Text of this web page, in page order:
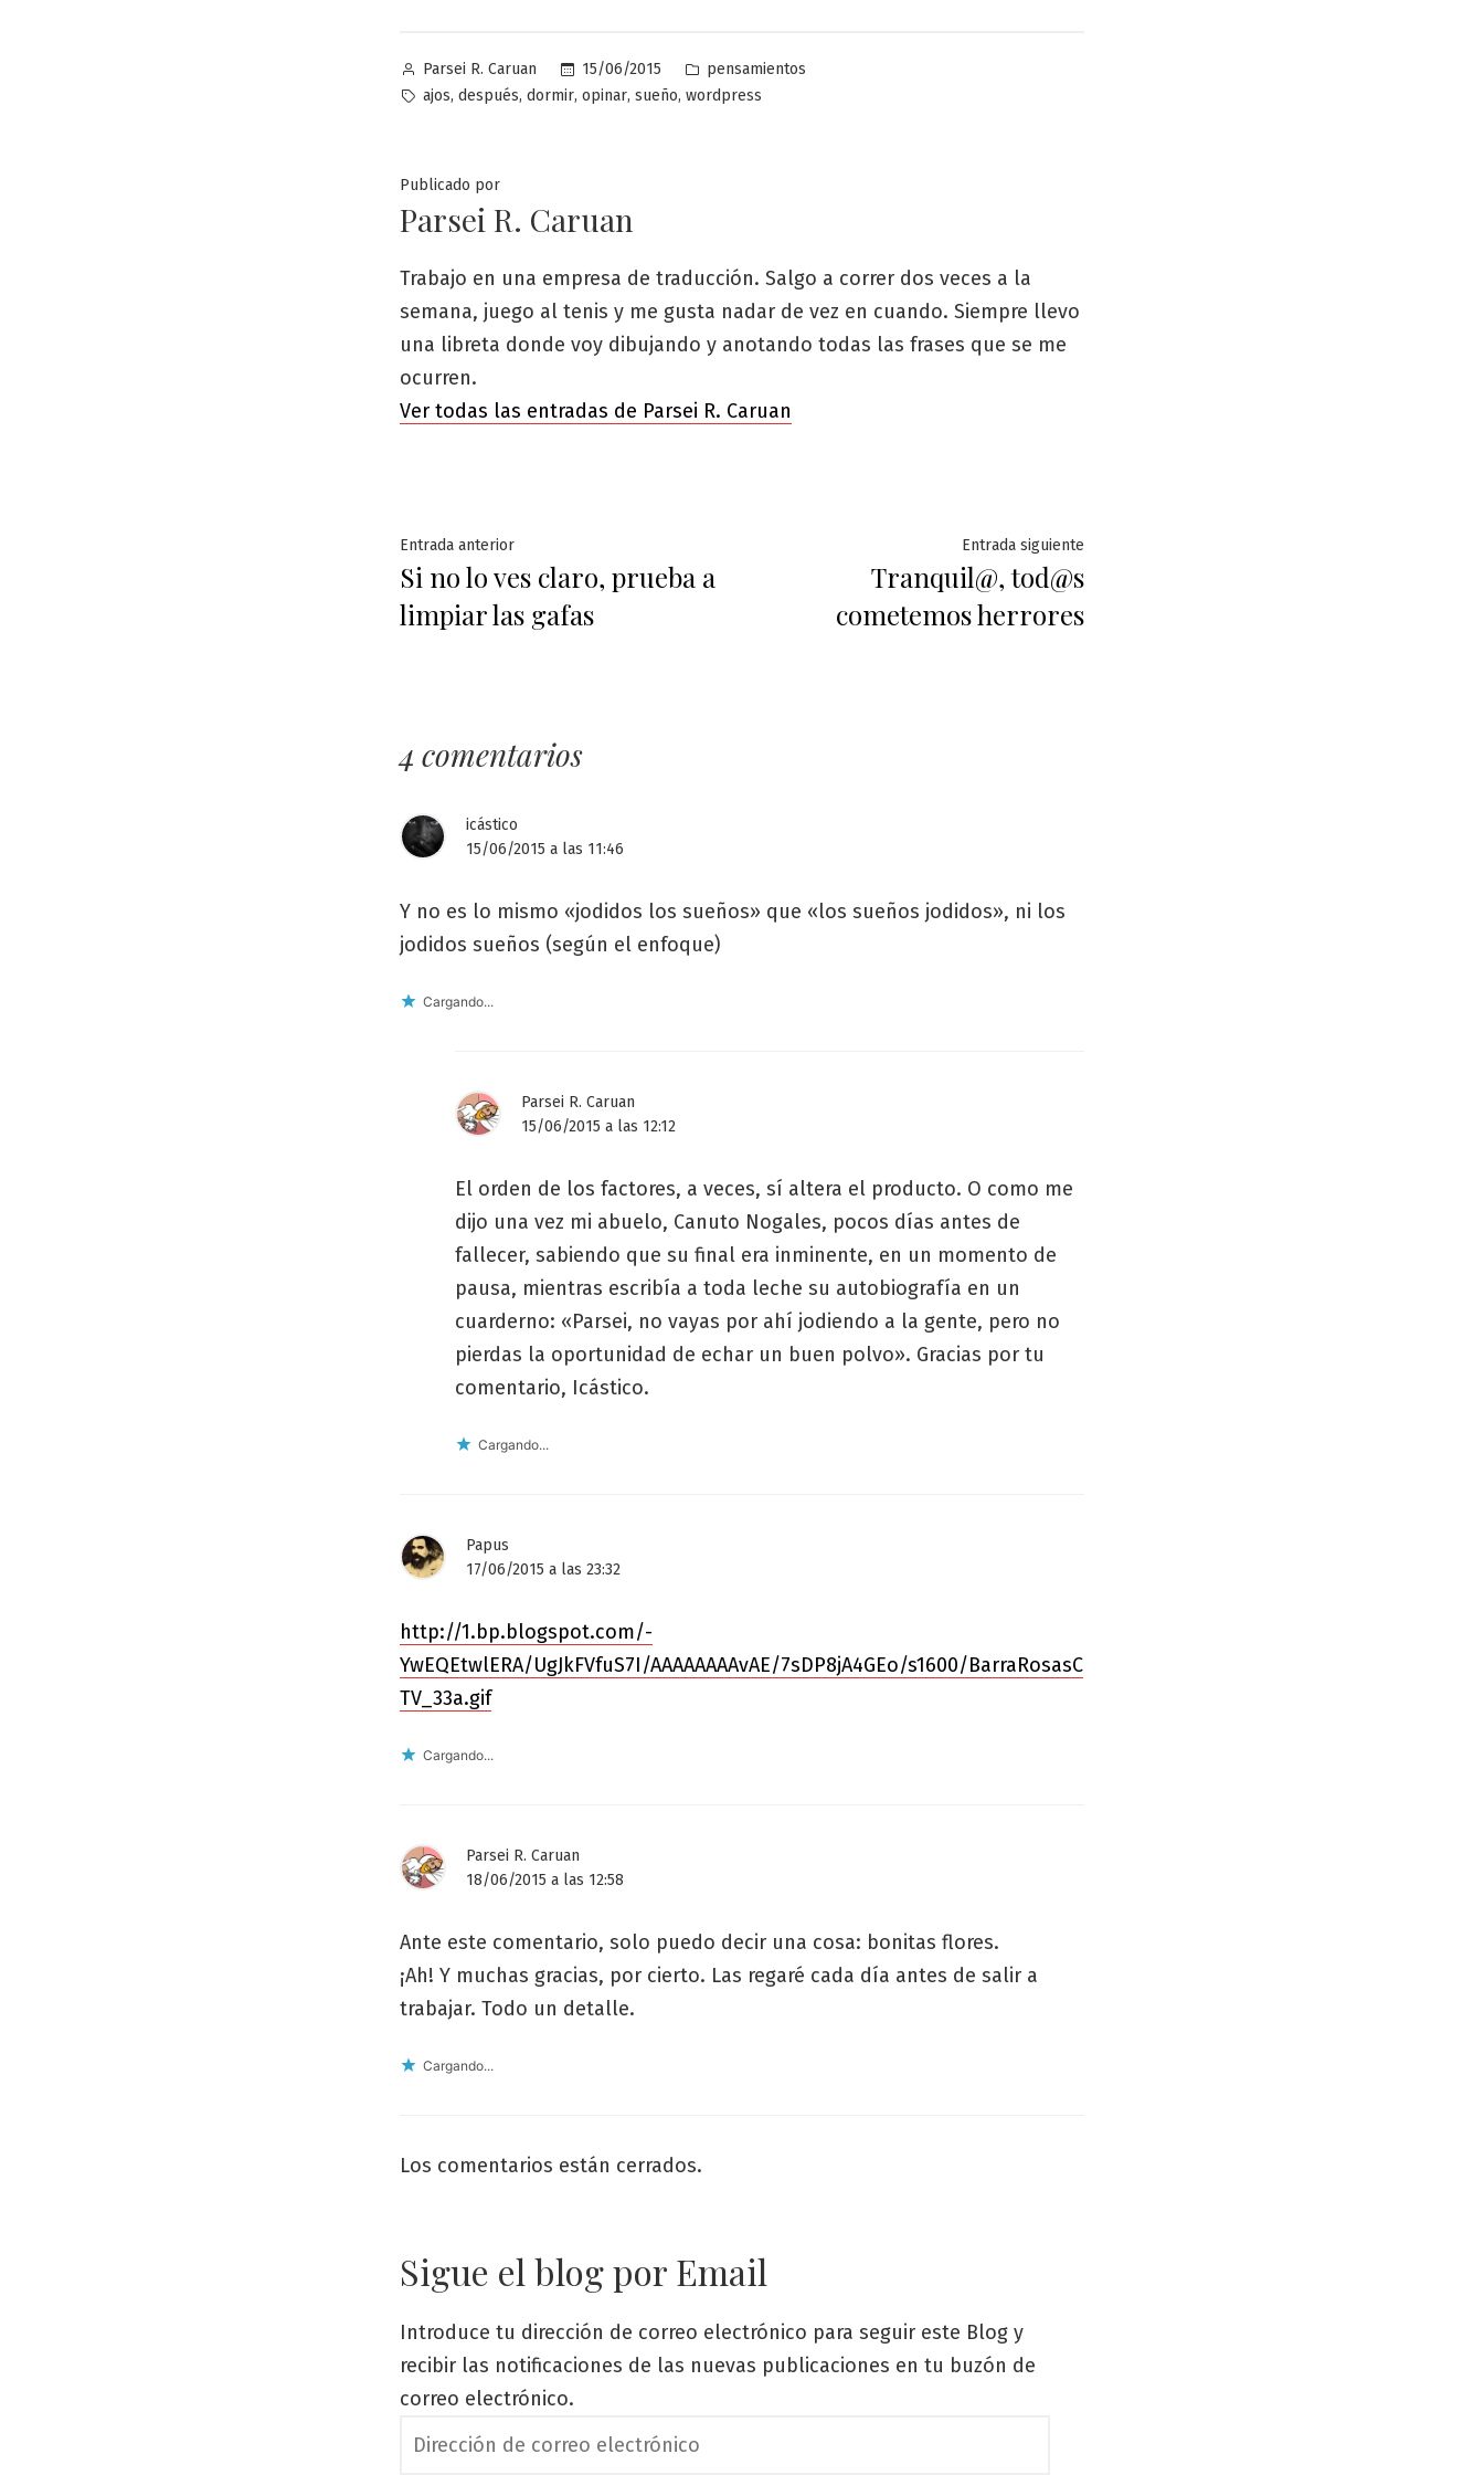
Publicado
por
Parsei R. Caruan 15/06/2015
Publicado
en
pensamientos
Etiquetas:
ajos, después, dormir, opinar, sueño, wordpress
Publicado por
Parsei R. Caruan
Trabajo en una empresa de traducción. Salgo a correr dos veces a la
semana, juego al tenis y me gusta nadar de vez en cuando. Siempre llevo
una libreta donde voy dibujando y anotando todas las frases que se me
ocurren.
Ver todas las entradas de Parsei R. Caruan
Navegación
de
entradas
Entrada anteriorEntrada
anterior:
Si no lo ves claro, prueba a
limpiar las gafas
Entrada siguiente
Tranquil@, tod@s
cometemos herrores
4 comentarios
icástico
15/06/2015 a las 11:46
Y no es lo mismo «jodidos los sueños» que «los sueños jodidos», ni los
jodidos sueños (según el enfoque)
Cargando...
Parsei R. Caruan
15/06/2015 a las 12:12
El orden de los factores, a veces, sí altera el producto. O como me
dijo una vez mi abuelo, Canuto Nogales, pocos días antes de
fallecer, sabiendo que su final era inminente, en un momento de
pausa, mientras escribía a toda leche su autobiografía en un
cuarderno: «Parsei, no vayas por ahí jodiendo a la gente, pero no
pierdas la oportunidad de echar un buen polvo». Gracias por tu
comentario, Icástico.
Cargando...
Papus
17/06/2015 a las 23:32
http://1.bp.blogspot.com/-
YwEQEtwlERA/UgJkFVfuS7I/AAAAAAAAvAE/7sDP8jA4GEo/s1600/BarraRosasC
TV_33a.gif
Cargando...
Parsei R. Caruan
18/06/2015 a las 12:58
Ante este comentario, solo puedo decir una cosa: bonitas flores.
¡Ah! Y muchas gracias, por cierto. Las regaré cada día antes de salir a
trabajar. Todo un detalle.
Cargando...
Los comentarios están cerrados.
Sigue el blog por Email
Introduce tu dirección de correo electrónico para seguir este Blog y
recibir las notificaciones de las nuevas publicaciones en tu buzón de
correo electrónico.
Dirección